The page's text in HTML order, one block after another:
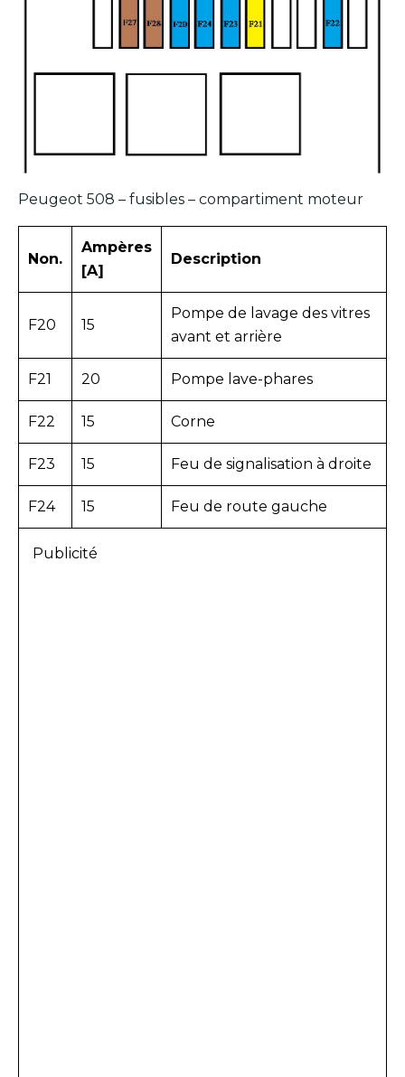
Peugeot 508 – fusibles – compartiment moteur
Non.
Ampères
[A]
Description
F20 15
Pompe de lavage des vitres
avant et arrière
F21 20 Pompe lave-phares
F22 15 Corne
F23 15 Feu de signalisation à droite
F24 15 Feu de route gauche
Publicité